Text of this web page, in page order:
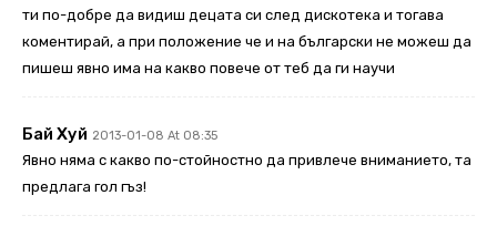
ти по-добре да видиш децата си след дискотека и тогава
коментирай, а при положение че и на български не можеш да
пишеш явно има на какво повече от теб да ги научи
Бай Хуй 2013-01-08 At 08:35
Явно няма с какво по-стойностно да привлече вниманието, та
предлага гол гъз!